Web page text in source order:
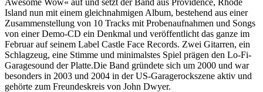
Island nun mit einem gleichnahmigen Album, bestehend aus einer
Zusammenstellung von 10 Tracks mit Probenaufnahmen und Songs
von einer Demo-CD ein Denkmal und veröffentlicht das ganze im
Februar auf seinem Label Castle Face Records. Zwei Gitarren, ein
Schlagzeug, eine Stimme und minimalstes Spiel prägen den Lo-Fi-
Garagesound der Platte.Die Band gründete sich um 2000 und war
besonders in 2003 und 2004 in der US-Garagerockszene aktiv und
gehörte zum Freundeskreis von John Dwyer.